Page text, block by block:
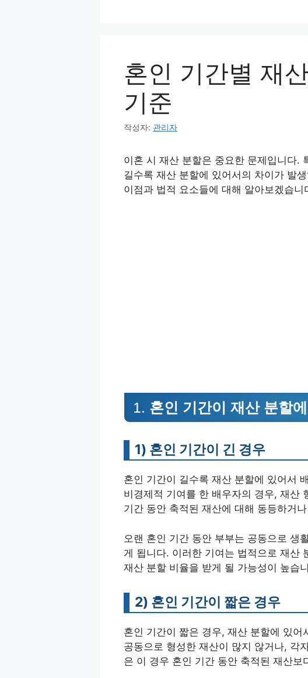
혼인 기간별 재
기준
작성자: 관리자
이혼 시 재산 분할은 중요한 문제입니다.
길수록 재산 분할에 있어서의 차이가 발
이점과 법적 요소들에 대해 알아보겠습니
1. 혼인 기간이 재산 분할
1) 혼인 기간이 긴 경우
혼인 기간이 길수록 재산 분할에 있어서
비경제적 기여를 한 배우자의 경우, 재산
기간 동안 축적된 재산에 대해 동등하거
오랜 혼인 기간 동안 부부는 공동으로 생
게 됩니다. 이러한 기여는 법적으로 재산
재산 분할 비율을 받게 될 가능성이 높습
2) 혼인 기간이 짧은 경우
혼인 기간이 짧은 경우, 재산 분할에 있
공동으로 형성한 재산이 많지 않거나, 각
은 이 경우 혼인 기간 동안 축적된 재산